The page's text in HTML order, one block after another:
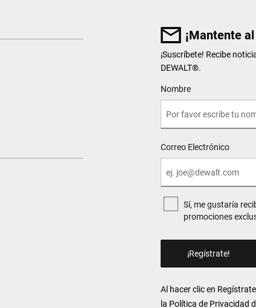
¡Mantente
¡Suscríbete! Recibe
DEWALT®.
User Details
Nombre
Correo Electrónico
Sí, me gustaría
promociones
Al hacer clic en
la Política de Privacidad